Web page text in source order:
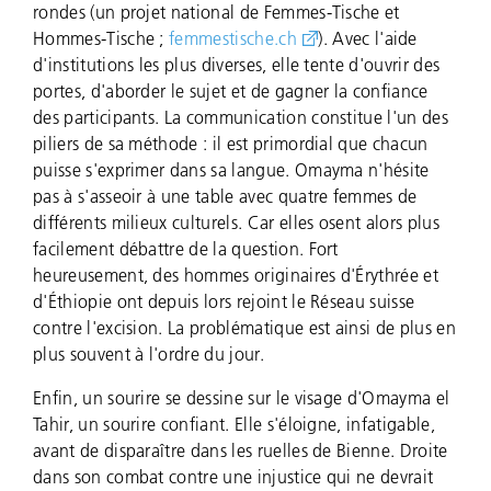
rondes (un projet national de Femmes-Tische et
Hommes-Tische ;femmestische.ch
). Avec l'aide
d'institutions les plus diverses, elle tente d'ouvrir des
portes, d'aborder le sujet et de gagner la confiance
des participants. La communication constitue l'un des
piliers de sa méthode : il est primordial que chacun
puisse s'exprimer dans sa langue. Omayma n'hésite
pas à s'asseoir à une table avec quatre femmes de
différents milieux culturels. Car elles osent alors plus
facilement débattre de la question. Fort
heureusement, des hommes originaires d'Érythrée et
d'Éthiopie ont depuis lors rejoint le Réseau suisse
contre l'excision. La problématique est ainsi de plus en
plus souvent à l'ordre du jour.
Enfin, un sourire se dessine sur le visage d'Omayma el
Tahir, un sourire confiant. Elle s'éloigne, infatigable,
avant de disparaître dans les ruelles de Bienne. Droite
dans son combat contre une injustice qui ne devrait